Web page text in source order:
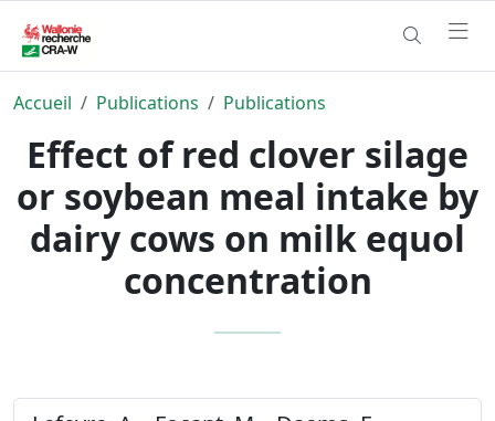
Accueil Publications Publications
Effect of red clover silage
or soybean meal intake by
dairy cows on milk equol
concentration